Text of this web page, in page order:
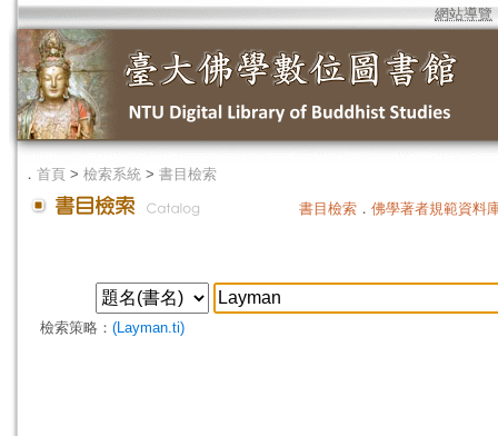
網站導覽
． 首頁 > 檢索系統 > 書目檢索
書目檢索 ． 佛學著者規範資料
檢索策略： (Layman.ti)